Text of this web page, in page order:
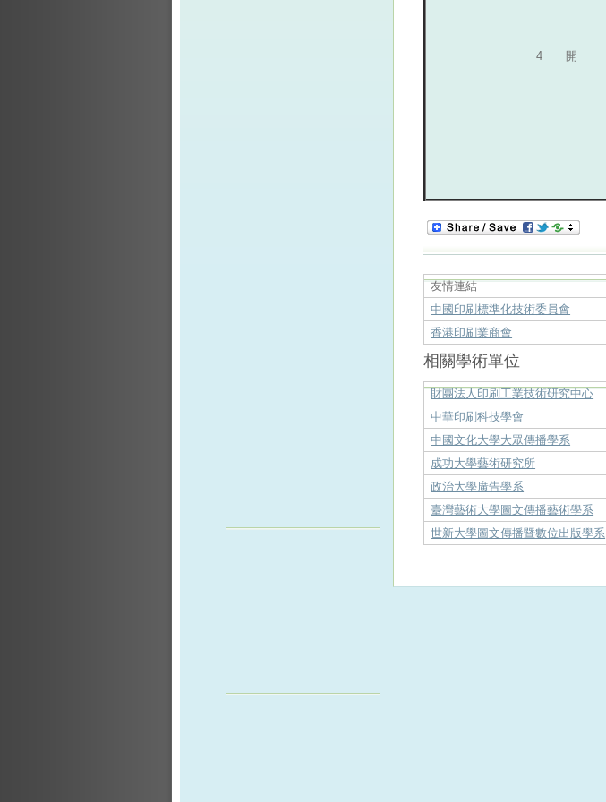
4 開
友情連結
中國印刷標準化技術委員會
香港印刷業商會
相關學術單位
財團法人印刷工業技術研究中心
中華印刷科技學會
中國文化大學大眾傳播學系
成功大學藝術研究所
政治大學廣告學系
臺灣藝術大學圖文傳播藝術學系
世新大學圖文傳播暨數位出版學系